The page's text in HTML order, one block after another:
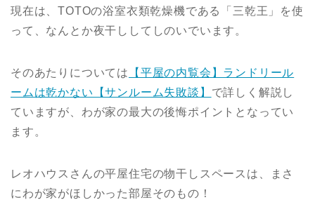
現在は、TOTOの浴室衣類乾燥機である「三乾王」を使
って、なんとか夜干ししてしのいでいます。
そのあたりについては
【平屋の内覧会】ランドリール
ームは乾かない【サンルーム失敗談】 で詳しく解説し
ていますが、わが家の最大の後悔ポイントとなってい
ます。
レオハウスさんの平屋住宅の物干しスペースは、まさ
にわが家がほしかった部屋そのもの！